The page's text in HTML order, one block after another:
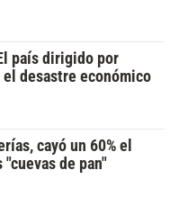
país dirigido por
el desastre económico
cayó un 60% el
de pan"